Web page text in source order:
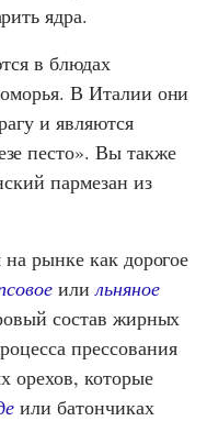
ядра.
в блюдах
В Италии они
и являются
песто». Вы также
пармезан из
рынке как дорогое
илильняное
состав жирных
прессования
орехов, которые
или батончиках